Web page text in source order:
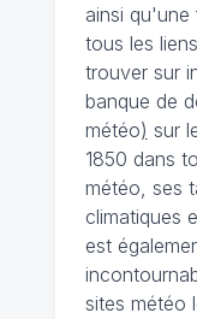
ainsi qu'une
tous les
trouver sur
banque de
météo) sur
1850 dans
météo, ses
climatiques
est
sites météo